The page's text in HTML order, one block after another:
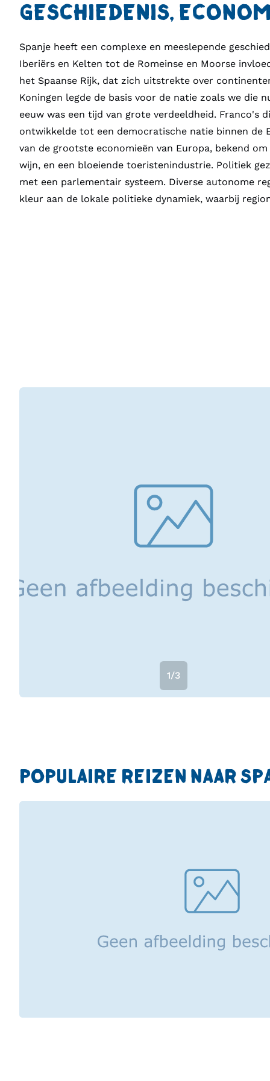
GESCHIEDENIS,
Spanje heeft een complexe en meeslepende
Iberiërs en Kelten tot de Romeinse en Moorse
het Spaanse Rijk, dat zich uitstrekte over
Koningen legde de basis voor de natie zoals we die
eeuw was een tijd van grote verdeeldheid. Franco's
ontwikkelde tot een democratische natie binnen de
van de grootste economieën van Europa, bekend
wijn, en een bloeiende toeristenindustrie. Politiek
met een parlementair systeem. Diverse autonome
kleur aan de lokale politieke dynamiek, waarbij
1/3
POPULAIRE REIZEN NAAR